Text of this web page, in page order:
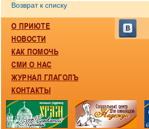
Возврат к списку
О ПРИЮТЕ
НОВОСТИ
КАК ПОМОЧЬ
СМИ О НАС
ЖУРНАЛ ГЛАГОЛЪ
КОНТАКТЫ